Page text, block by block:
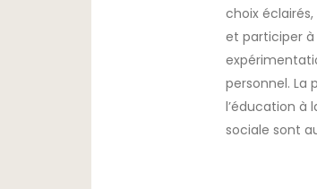
choix
et participer
personnel. La
l’éducation à
sociale sont